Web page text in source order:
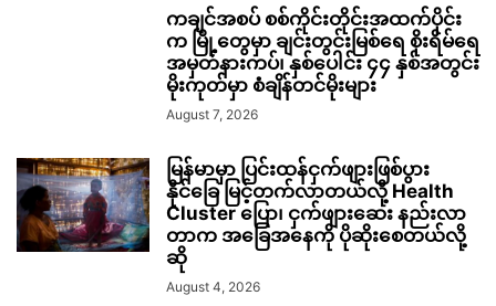
ကချင်အစပ် စစ်ကိုင်းတိုင်းအထက်ပိုင်း
က မြို့တွေမှာ ချင်းတွင်းမြစ်ရေ စိုးရိမ်ရေ
အမှတ်နားကပ်၊ နှစ်ပေါင်း ၄၄ နှစ်အတွင်း
မိုးကုတ်မှာ စံချိန်တင်မိုးများ
August 7, 2026
မြန်မာမှာ ပြင်းထန်ငှက်ဖျားဖြစ်ပွား
နိုင်ခြေ မြင့်တက်လာတယ်လို့ Health
Cluster ပြော၊ ငှက်ဖျားဆေး နည်းလာ
တာက အခြေအနေကို ပိုဆိုးစေတယ်လို့
ဆို
August 4, 2026